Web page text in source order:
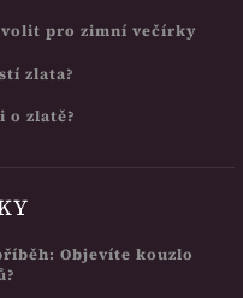
pro zimní večírky
zlata?
o zlatě?
Objevíte kouzlo